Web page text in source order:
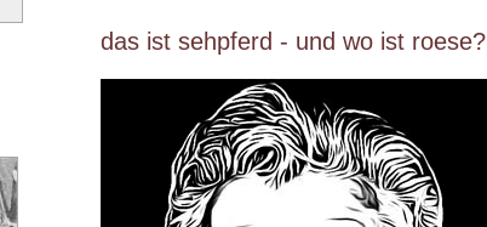
das ist sehpferd - und wo ist roese?